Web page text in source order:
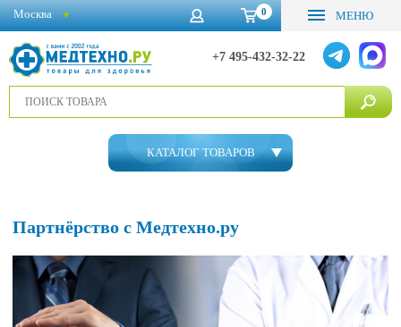
0 МЕНЮ
+7 495-432-32-22
Москва
КАТАЛОГ ТОВАРОВ
Партнёрство с Медтехно.ру